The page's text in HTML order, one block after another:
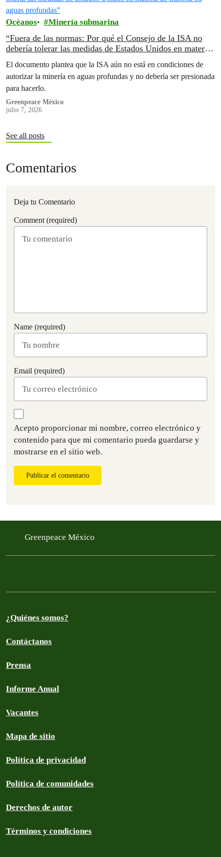
Océanos Minería submarina
“Fuera de las normas: Por qué el Consejo de la ISA no
debería tolerar las medidas de Estados Unidos en materia
de minería en aguas profundas”
El documento plantea que la ISA aún no está en condiciones de
autorizar la minería en aguas profundas y no debería ser presionada
para hacerlo.
Greenpeace México
julio 7, 2026
See all posts
Comentarios
Deja tu Comentario
Comment (required)
Name (required)
Email (required)
Acepto proporcionar mi nombre, correo electrónico y
contenido para que mi comentario pueda guardarse y
mostrarse en el sitio web.
Publicar el comentario
Greenpeace México
¿Quiénes somos?
Contáctanos
Prensa
Informe Anual
Vacantes
Mapa de sitio
Política de privacidad
Política de comunidades
Derechos de autor
Términos y condiciones